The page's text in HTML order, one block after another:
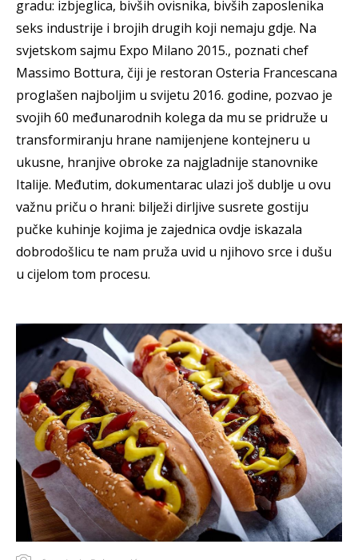
gradu: izbjeglica, bivših ovisnika, bivših zaposlenika
seks industrije i brojih drugih koji nemaju gdje. Na
svjetskom sajmu Expo Milano 2015., poznati chef
Massimo Bottura, čiji je restoran Osteria Francescana
proglašen najboljim u svijetu 2016. godine, pozvao je
svojih 60 međunarodnih kolega da mu se pridruže u
transformiranju hrane namijenjene kontejneru u
ukusne, hranjive obroke za najgladnije stanovnike
Italije. Međutim, dokumentarac ulazi još dublje u ovu
važnu priču o hrani: bilježi dirljive susrete gostiju
pučke kuhinje kojima je zajednica ovdje iskazala
dobrodošlicu te nam pruža uvid u njihovo srce i dušu
u cijelom tom procesu.